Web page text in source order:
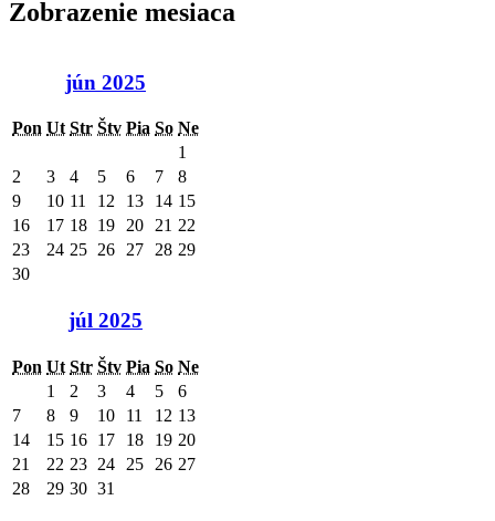
Zobrazenie mesiaca
jún 2025
Pon Ut Str Štv Pia So Ne
1
2
3 4 5 6 7
8
9
10 11 12 13 14 15
16
17 18 19 20 21 22
23
24 25 26 27 28 29
30
júl 2025
Pon Ut Str Štv Pia So Ne
1
2 3 4 5
6
7
8 9 10 11 12 13
14
15 16 17 18 19 20
21
22 23 24 25 26 27
28
29 30 31